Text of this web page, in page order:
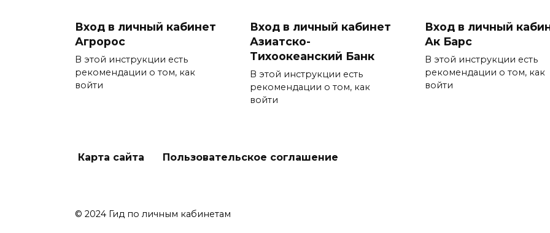
Вход в личный кабинет
Агророс
В этой инструкции есть
рекомендации о том, как
войти
Вход в личный кабинет
Азиатско-
Тихоокеанский Банк
В этой инструкции есть
рекомендации о том, как
войти
Вход в личный
Ак Барс
В этой инструкции есть
рекомендации о том, как
войти
Карта сайта Пользовательское соглашение
© 2024 Гид по личным кабинетам